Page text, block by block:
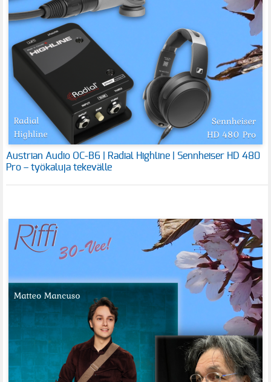
Austrian Audio OC-B6 | Radial Highline | Sennheiser HD 480
Pro – työkaluja tekevälle